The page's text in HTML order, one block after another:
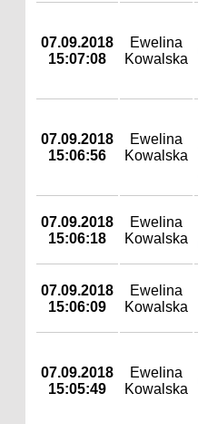
07.09.2018
15:07:08
Ewelina
Kowalska
07.09.2018
15:06:56
Ewelina
Kowalska
07.09.2018
15:06:18
Ewelina
Kowalska
07.09.2018
15:06:09
Ewelina
Kowalska
07.09.2018
15:05:49
Ewelina
Kowalska